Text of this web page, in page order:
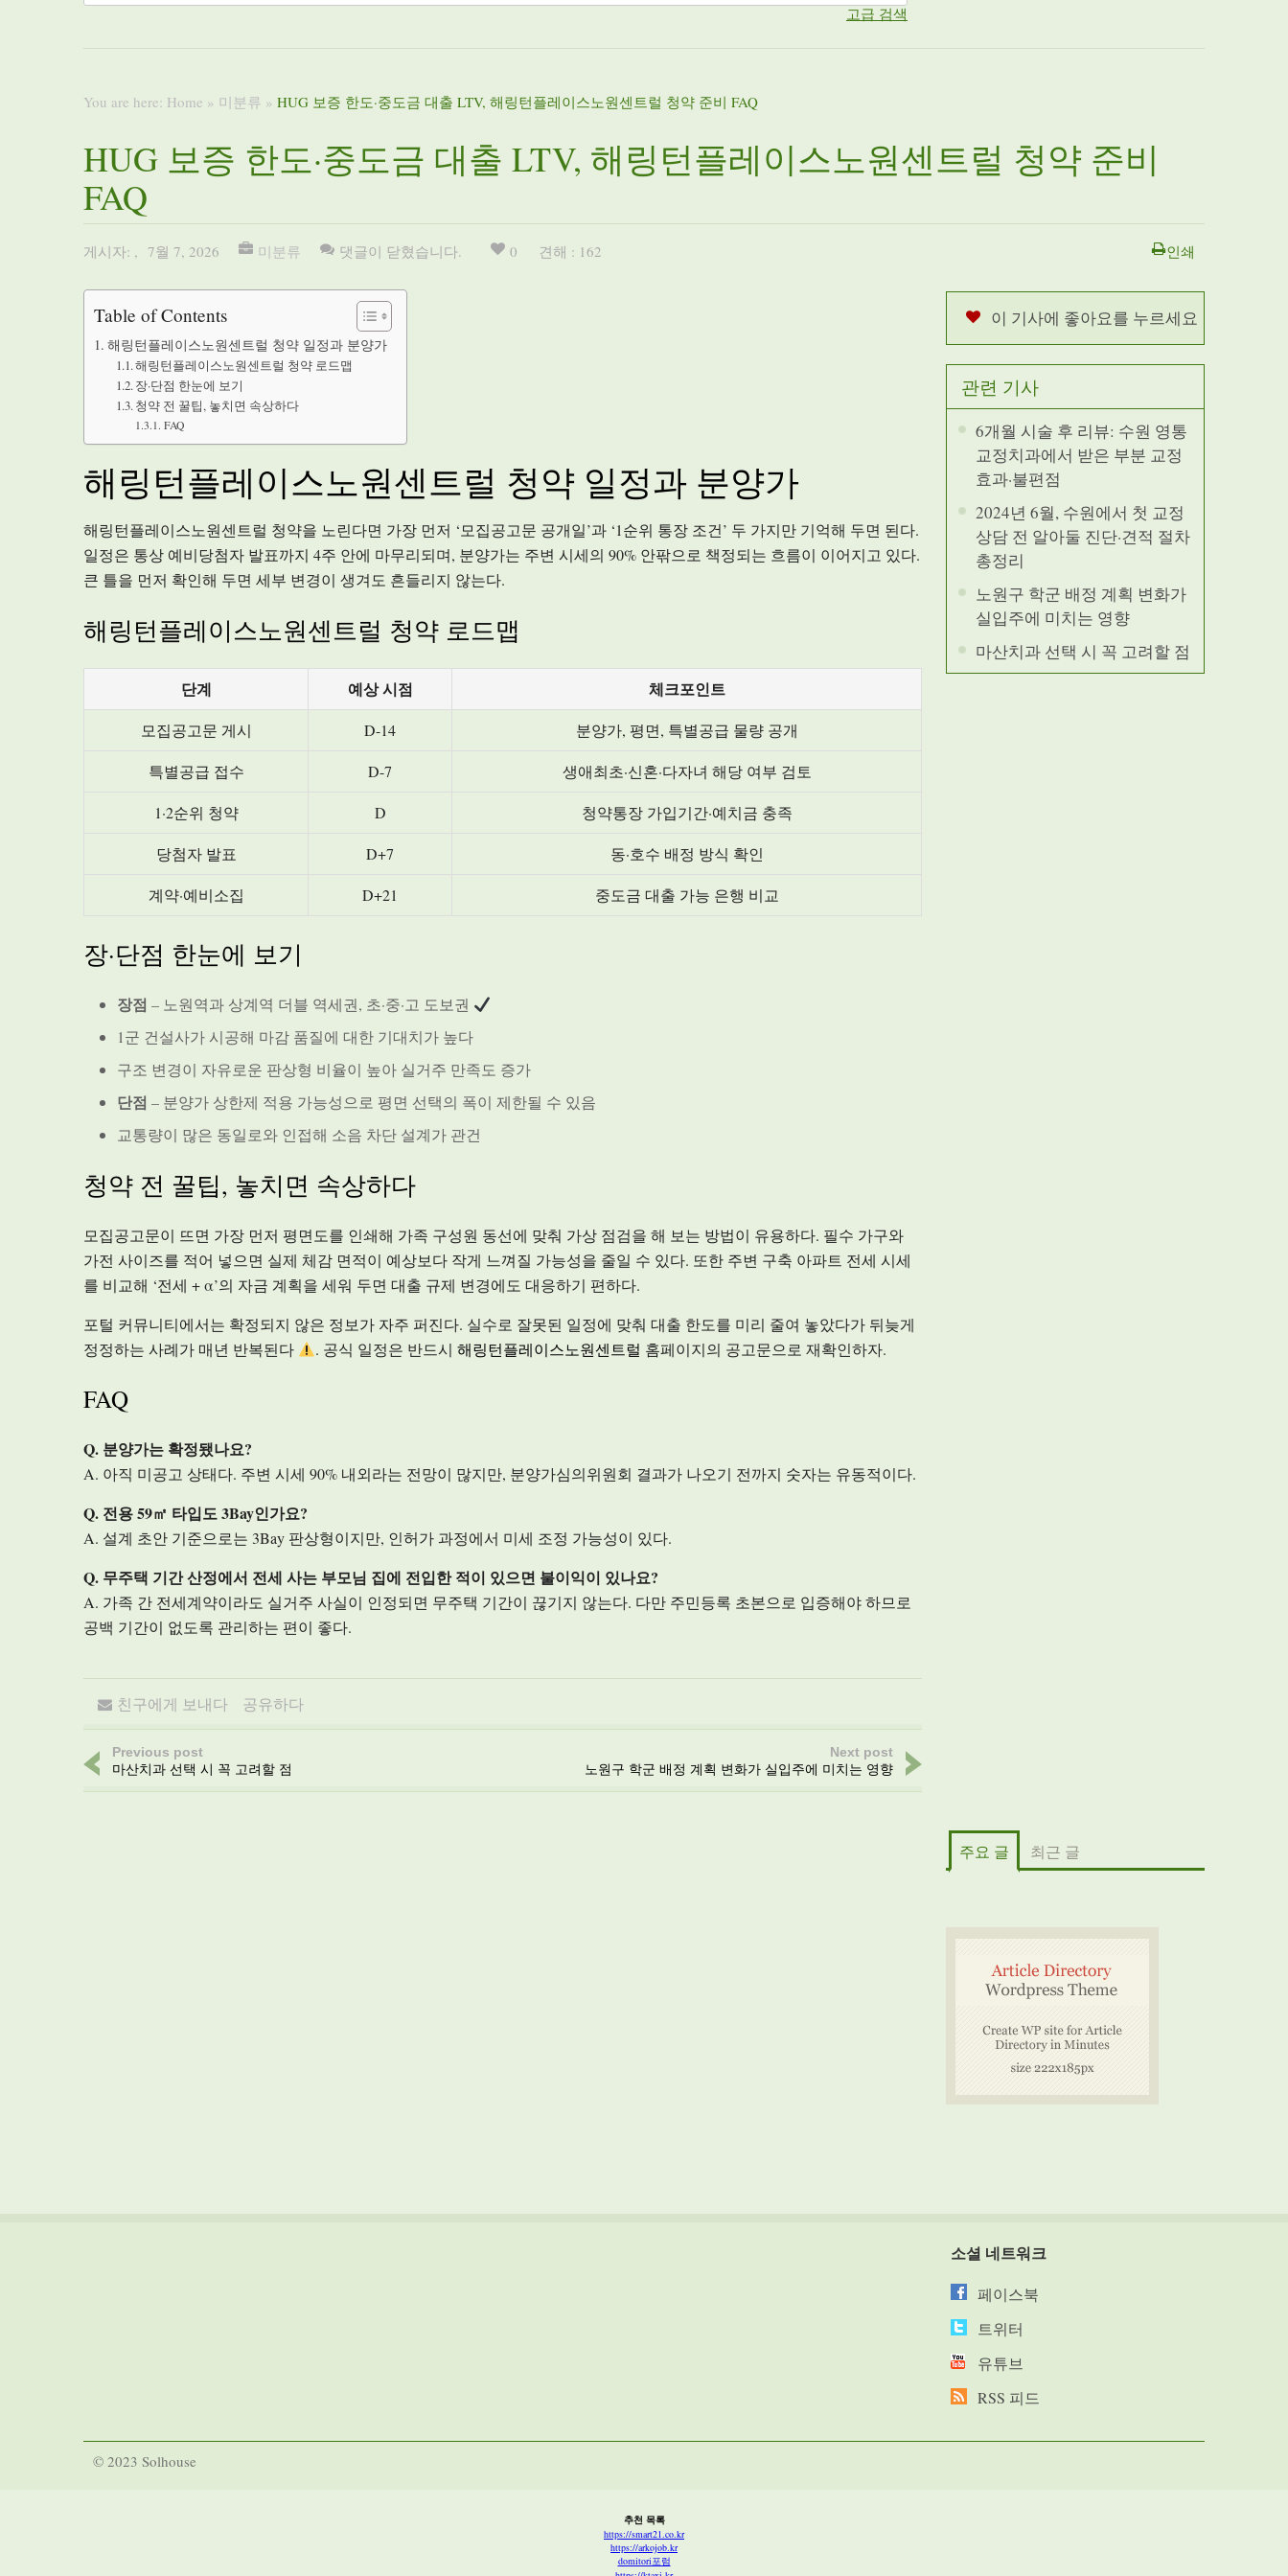
고급 검색
You are here: Home » 미분류 » HUG 보증 한도·중도금 대출 LTV, 해링턴플레이스노원센트럴 청약 준비 FAQ
HUG 보증 한도·중도금 대출 LTV, 해링턴플레이스노원센트럴 청약 준비
FAQ
게시자: , 7월 7, 2026 미분류 댓글이 닫혔습니다. 0 견해 : 162 인쇄
Table of Contents
해링턴플레이스노원센트럴 청약 일정과 분양가
해링턴플레이스노원센트럴 청약 로드맵
장·단점 한눈에 보기
청약 전 꿀팁, 놓치면 속상하다
FAQ
해링턴플레이스노원센트럴 청약 일정과 분양가
해링턴플레이스노원센트럴 청약을 노린다면 가장 먼저 ‘모집공고문 공개일’과 ‘1순위 통장 조건’ 두 가지만 기억해 두면 된다.
일정은 통상 예비당첨자 발표까지 4주 안에 마무리되며, 분양가는 주변 시세의 90% 안팎으로 책정되는 흐름이 이어지고 있다.
큰 틀을 먼저 확인해 두면 세부 변경이 생겨도 흔들리지 않는다.
해링턴플레이스노원센트럴 청약 로드맵
단계 예상 시점 체크포인트
모집공고문 게시 D-14 분양가, 평면, 특별공급 물량 공개
특별공급 접수 D-7 생애최초·신혼·다자녀 해당 여부 검토
1·2순위 청약 D 청약통장 가입기간·예치금 충족
당첨자 발표 D+7 동·호수 배정 방식 확인
계약·예비소집 D+21 중도금 대출 가능 은행 비교
장·단점 한눈에 보기
장점 – 노원역과 상계역 더블 역세권, 초·중·고 도보권
1군 건설사가 시공해 마감 품질에 대한 기대치가 높다
구조 변경이 자유로운 판상형 비율이 높아 실거주 만족도 증가
단점 – 분양가 상한제 적용 가능성으로 평면 선택의 폭이 제한될 수 있음
교통량이 많은 동일로와 인접해 소음 차단 설계가 관건
청약 전 꿀팁, 놓치면 속상하다
모집공고문이 뜨면 가장 먼저 평면도를 인쇄해 가족 구성원 동선에 맞춰 가상 점검을 해 보는 방법이 유용하다. 필수 가구와
가전 사이즈를 적어 넣으면 실제 체감 면적이 예상보다 작게 느껴질 가능성을 줄일 수 있다. 또한 주변 구축 아파트 전세 시세
를 비교해 ‘전세 + α’의 자금 계획을 세워 두면 대출 규제 변경에도 대응하기 편하다.
포털 커뮤니티에서는 확정되지 않은 정보가 자주 퍼진다. 실수로 잘못된 일정에 맞춰 대출 한도를 미리 줄여 놓았다가 뒤늦게
정정하는 사례가 매년 반복된다
. 공식 일정은 반드시해링턴플레이스노원센트럴 홈페이지의 공고문으로 재확인하자.
FAQ
Q. 분양가는 확정됐나요?
A. 아직 미공고 상태다. 주변 시세 90% 내외라는 전망이 많지만, 분양가심의위원회 결과가 나오기 전까지 숫자는 유동적이다.
Q. 전용 59㎡ 타입도 3Bay인가요?
A. 설계 초안 기준으로는 3Bay 판상형이지만, 인허가 과정에서 미세 조정 가능성이 있다.
Q. 무주택 기간 산정에서 전세 사는 부모님 집에 전입한 적이 있으면 불이익이 있나요?
A. 가족 간 전세계약이라도 실거주 사실이 인정되면 무주택 기간이 끊기지 않는다. 다만 주민등록 초본으로 입증해야 하므로
공백 기간이 없도록 관리하는 편이 좋다.
친구에게 보내다 공유하다
Previous post
마산치과 선택 시 꼭 고려할 점
Next post
노원구 학군 배정 계획 변화가 실입주에 미치는 영향
이 기사에 좋아요를 누르세요
관련 기사
6개월 시술 후 리뷰: 수원 영통
교정치과에서 받은 부분 교정
효과·불편점
2024년 6월, 수원에서 첫 교정
상담 전 알아둘 진단·견적 절차
총정리
노원구 학군 배정 계획 변화가
실입주에 미치는 영향
마산치과 선택 시 꼭 고려할 점
주요 글 최근 글
소셜 네트워크
페이스북
트위터
유튜브
RSS 피드
© 2023 Solhouse
추천 목록
https://smart21.co.kr
https://arkojob.kr
domitori포럼